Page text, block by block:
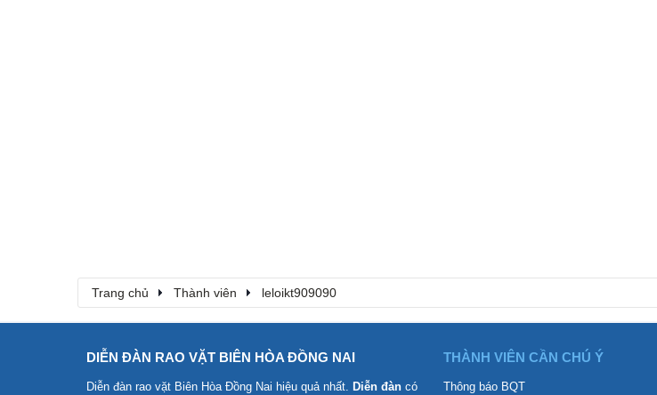
Trang chủ Thành viên leloikt909090
DIỄN ĐÀN RAO VẶT BIÊN HÒA ĐỒNG NAI
Diễn đàn rao vặt Biên Hòa Đồng Nai hiệu quả nhất. Diễn đàn có
THÀNH VIÊN CẦN CHÚ Ý
Thông báo BQT